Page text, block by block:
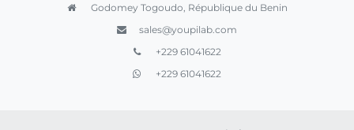
Godomey Togoudo, République du Benin
sales@youpilab.com
+229 61041622
+229 61041622